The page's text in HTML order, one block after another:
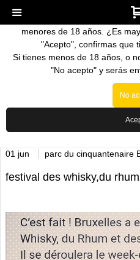
La venta de nuestros
menores de 18 años. ¿Es
"Acepto", confirmas que
Si tienes menos de 18 años, o
"No acepto" y serás
No
Inicio>Noticias
01 jun
parc du cinquantenaire
festival des whisky,du